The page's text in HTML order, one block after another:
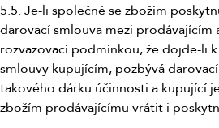
5.5. Je-li společně se zbožím
darovací smlouva mezi prodávajícím
rozvazovací podmínkou, že dojde-li
smlouvy kupujícím, pozbývá
takového dárku účinnosti a kupující
zbožím prodávajícímu vrátit i